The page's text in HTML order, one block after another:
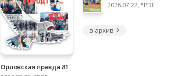
Орловская правда 81
2026.07.22, *PDF
в архив